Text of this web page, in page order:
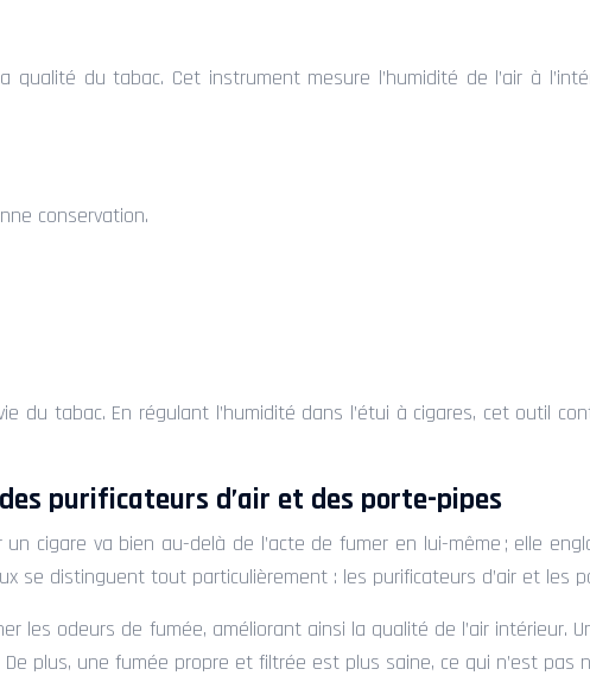
du tabac. Cet instrument mesure l’humidité de l’air à
conservation.
du tabac. En régulant l’humidité dans l’étui à cigares, cet outil
purificateurs d’air et des porte-pipes
cigare va bien au-delà de l’acte de fumer en lui-même ; elle
se distinguent tout particulièrement : les purificateurs d’air et les
les odeurs de fumée, améliorant ainsi la qualité de l’air intérieur.
plus, une fumée propre et filtrée est plus saine, ce qui n’est pas